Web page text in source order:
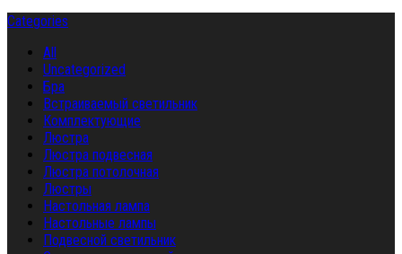
Categories
All
Uncategorized
Бра
Встраиваемый светильник
Комплектующие
Люстра
Люстра подвесная
Люстра потолочная
Люстры
Настольная лампа
Настольные лампы
Подвесной светильник